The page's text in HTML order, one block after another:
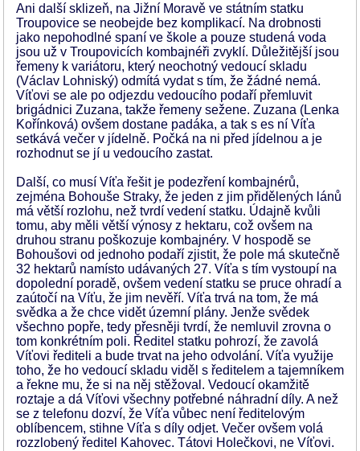
Ani další sklizeň, na Jižní Moravě ve státním statku
Troupovice se neobejde bez komplikací. Na drobnosti
jako nepohodlné spaní ve škole a pouze studená voda
jsou už v Troupovicích kombajnéři zvyklí. Důležitější jsou
řemeny k variátoru, který neochotný vedoucí skladu
(Václav Lohniský) odmítá vydat s tím, že žádné nemá.
Víťovi se ale po odjezdu vedoucího podaří přemluvit
brigádnici Zuzana, takže řemeny sežene. Zuzana (Lenka
Kořínková) ovšem dostane padáka, a tak s es ní Víťa
setkává večer v jídelně. Počká na ni před jídelnou a je
rozhodnut se jí u vedoucího zastat.
Další, co musí Víťa řešit je podezření kombajnérů,
zejména Bohouše Straky, že jeden z jim přidělených lánů
má větší rozlohu, než tvrdí vedení statku. Údajně kvůli
tomu, aby měli větší výnosy z hektaru, což ovšem na
druhou stranu poškozuje kombajnéry. V hospodě se
Bohoušovi od jednoho podaří zjistit, že pole má skutečně
32 hektarů namísto udávaných 27. Víťa s tím vystoupí na
dopolední poradě, ovšem vedení statku se pruce ohradí a
zaútočí na Víťu, že jim nevěří. Víťa trvá na tom, že má
svědka a že chce vidět územní plány. Jenže svědek
všechno popře, tedy přesněji tvrdí, že nemluvil zrovna o
tom konkrétním poli. Ředitel statku pohrozí, že zavolá
Víťovi řediteli a bude trvat na jeho odvolání. Víťa využije
toho, že ho vedoucí skladu viděl s ředitelem a tajemníkem
a řekne mu, že si na něj stěžoval. Vedoucí okamžitě
roztaje a dá Víťovi všechny potřebné náhradní díly. A než
se z telefonu dozví, že Víťa vůbec není ředitelovým
oblíbencem, stihne Víťa s díly odjet. Večer ovšem volá
rozzlobený ředitel Kahovec. Tátovi Holečkovi, ne Víťovi.